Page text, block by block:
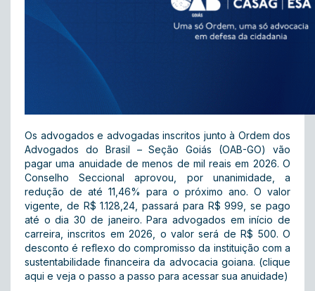
Os advogados e advogadas inscritos junto à Ordem dos
Advogados do Brasil – Seção Goiás (OAB-GO) vão
pagar uma anuidade de menos de mil reais em 2026. O
Conselho Seccional aprovou, por unanimidade, a
redução de até 11,46% para o próximo ano. O valor
vigente, de R$ 1.128,24, passará para R$ 999, se pago
até o dia 30 de janeiro. Para advogados em início de
carreira, inscritos em 2026, o valor será de R$ 500. O
desconto é reflexo do compromisso da instituição com a
sustentabilidade financeira da advocacia goiana. (clique
aqui e veja o passo a passo para acessar sua anuidade)